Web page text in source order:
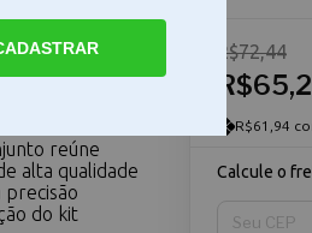
com 12
reúne
alta qualidade
precisão
do kit
R$72,44
R$61,94
Calcule o